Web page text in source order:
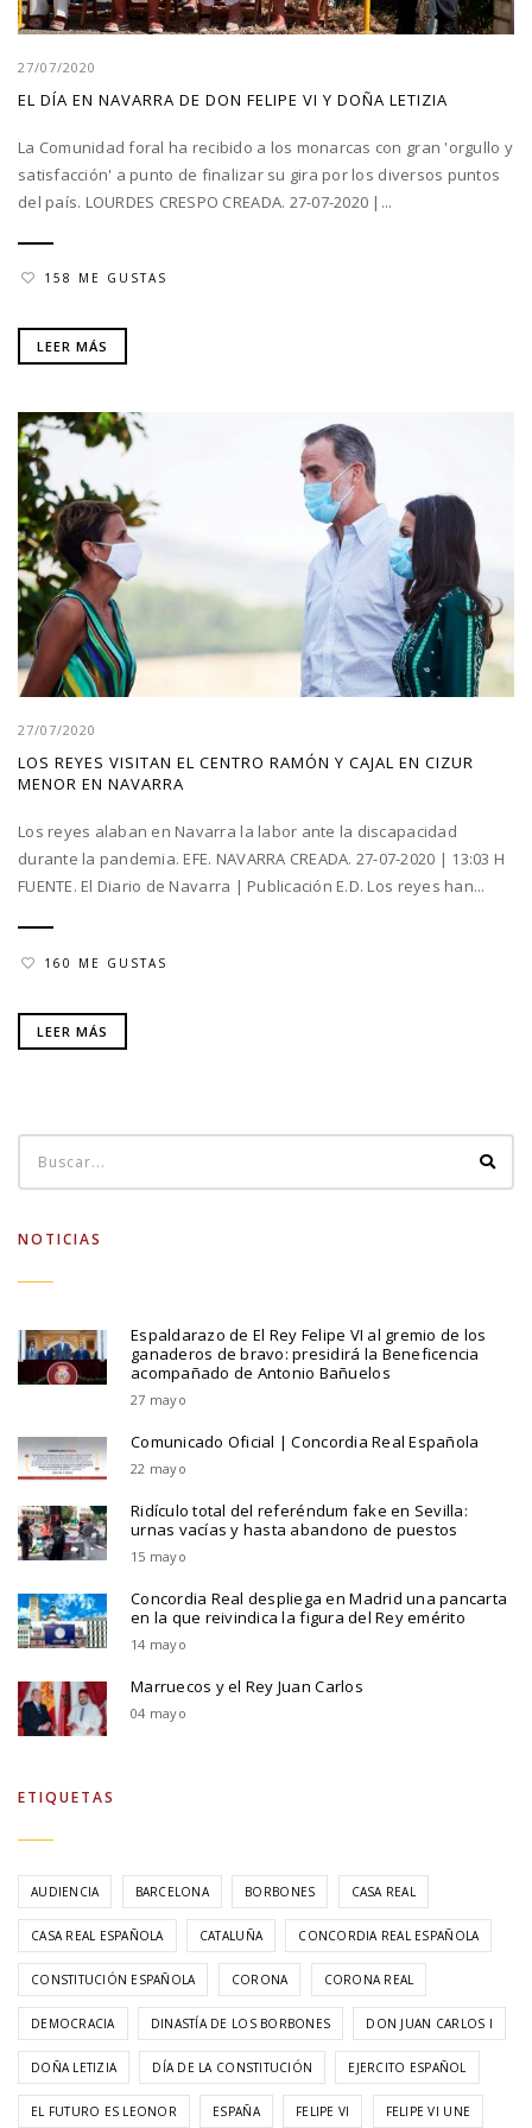
27/07/2020
EL DÍA EN NAVARRA DE DON FELIPE VI Y DOÑA LETIZIA
La Comunidad foral ha recibido a los monarcas con gran 'orgullo y
satisfacción' a punto de finalizar su gira por los diversos puntos
del país. LOURDES CRESPO CREADA. 27-07-2020 |...
158 ME GUSTAS
LEER MÁS
27/07/2020
LOS REYES VISITAN EL CENTRO RAMÓN Y CAJAL EN CIZUR
MENOR EN NAVARRA
Los reyes alaban en Navarra la labor ante la discapacidad
durante la pandemia. EFE. NAVARRA CREADA. 27-07-2020 | 13:03 H
FUENTE. El Diario de Navarra | Publicación E.D. Los reyes han...
160 ME GUSTAS
LEER MÁS
NOTICIAS
Espaldarazo de El Rey Felipe VI al gremio de los
ganaderos de bravo: presidirá la Beneficencia
acompañado de Antonio Bañuelos
27 mayo
Comunicado Oficial | Concordia Real Española
22 mayo
Ridículo total del referéndum fake en Sevilla:
urnas vacías y hasta abandono de puestos
15 mayo
Concordia Real despliega en Madrid una pancarta
en la que reivindica la figura del Rey emérito
14 mayo
Marruecos y el Rey Juan Carlos
04 mayo
ETIQUETAS
AUDIENCIA BARCELONA BORBONES CASA REAL
CASA REAL ESPAÑOLA CATALUÑA CONCORDIA REAL ESPAÑOLA
CONSTITUCIÓN ESPAÑOLA CORONA CORONA REAL
DEMOCRACIA DINASTÍA DE LOS BORBONES DON JUAN CARLOS I
DOÑA LETIZIA DÍA DE LA CONSTITUCIÓN EJERCITO ESPAÑOL
EL FUTURO ES LEONOR ESPAÑA FELIPE VI FELIPE VI UNE